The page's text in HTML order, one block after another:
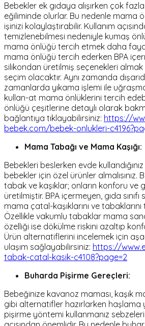
Bebekler ek gıdaya alışırken çok
eğiliminde olurlar. Bu nedenle mama
işinizi kolaylaştırabilir. Kullanım
temizlenebilmesi nedeniyle kumaş
mama önlüğü tercih etmek daha
mama önlüğü tercih ederken BPA
silikondan üretilmiş seçenekleri almak
seçim olacaktır. Aynı zamanda
zamanlarda yıkama işlemi ile
kullan-at mama önlüklerini tercih
önlüğü çeşitlerine detaylı olarak
bağlantıya tıklayabilirsiniz: https://
bebek.com/bebek-onlukleri-
Mama Tabağı ve Mama Kaşığı:
Bebekleri beslerken evde
bebekler için özel ürünler almalısınız.
tabak ve kaşıklar; onların konforu ve
üretilmiştir. BPA içermeyen, gıda
mama çatal-kaşıklarını ve
Özellikle vakumlu tabaklar mama
özelliği ise dökülme riskini azaltıp
Ürün alternatiflerini incelemek için
ulaşım sağlayabilirsiniz: https://
tabak-catal-kasik-c4108?page=2
Buharda Pişirme Gereçleri:
Bebeğinize kavanoz maması, kaşık
gibi alternatifler hazırlarken haşlama
pişirme yöntemi kullanmanız